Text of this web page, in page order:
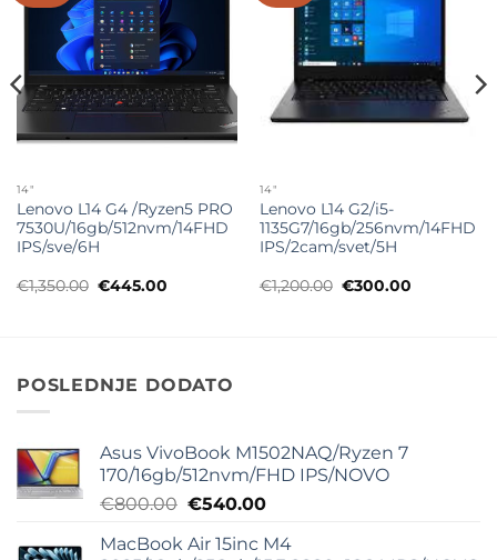
14"
Lenovo L14 G4 /Ryzen5 PRO
7530U/16gb/512nvm/14FHD
IPS/sve/6H
€1,350.00 Originalna
€445.00Trenutna
14"
Lenovo L14 G2/i5-
1135G7/16gb/256nvm/14FHD
IPS/2cam/svet/5H
€1,200.00 Originalna
€300.00Trenutna
POSLEDNJE DODATO
Asus VivoBook M1502NAQ/Ryzen 7
170/16gb/512nvm/FHD IPS/NOVO
€800.00 Originalna
je
€540.00Trenutna
je:
MacBook Air 15inc M4